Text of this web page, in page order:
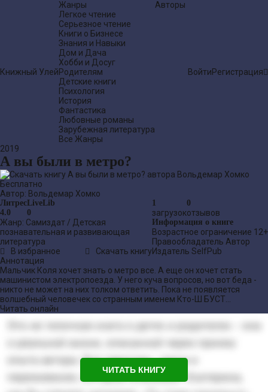
Книжный Улей
Жанры
Легкое чтение
Серьезное чтение
Книги о Бизнесе
Знания и Навыки
Дом и Дача
Хобби и Досуг
Родителям
Детские книги
Психология
История
Фантастика
Любовные романы
Зарубежная литература
Все Жанры
Авторы
ВойтиРегистрация
А вы были в метро?
Бесплатно
2019
Автор: Вольдемар Хомко
Литрес
4.0
LiveLib
0
Жанр: Самиздат / Детская
познавательная и развивающая
литература
В избранное
Скачать книгу
1
загрузок
0
отзывов
Информация о книге
Возрастное ограничение 12+
Правообладатель Автор
Издатель SelfPub
Аннотация
Мальчик Коля хочет знать о метро все. А еще он хочет стать
машинистом электропоезда. У него куча вопросов, но вот беда -
никто не может на них толком ответить. Пока не появляется
волшебный человечек со странным именем Кто-Ш БУСТ...
Читать онлайн
ЧИТАТЬ КНИГУ